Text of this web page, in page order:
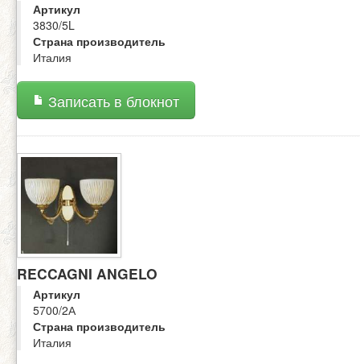
Артикул
3830/5L
Страна производитель
Италия
Записать в блокнот
RECCAGNI ANGELO
Артикул
5700/2А
Страна производитель
Италия